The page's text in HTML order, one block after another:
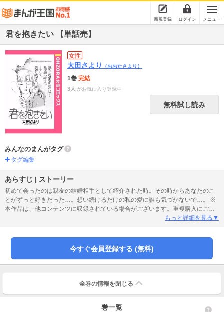
新規登録 ログイン メニュー
君を抱きたい 【単話売】
女性
大田さより （おおたさより）
1巻 完結
3人 がお気に入り登録中
無料試し読み
みんなのまんがタグ
タグ編集
あらすじ | ストーリー
初めて会ったのは親友の結婚相手として紹介された時。その時からあなたのこ
とがずっと好きだった…。想い続けるだけの私の愛に誰も気づかないで…。 ※
本作品は、他コンテンツに収録されている場合がございます。重複購入にご注
もっと詳細を見る▼
今すぐ会員登録する (無料)
全巻の情報を 閉じる
巻一覧